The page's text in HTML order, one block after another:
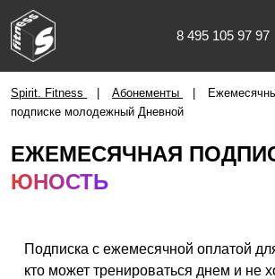
8 495 105 97 97
Челябинск
КЛУБЫ
Spirit. Fitness Абонементы
подписке молодежный Дневной
ЕЖЕМЕСЯЧНАЯ
ЮНОСТЬ
Подписка с ежемесячной оплатой
кто может тренироваться днем и не